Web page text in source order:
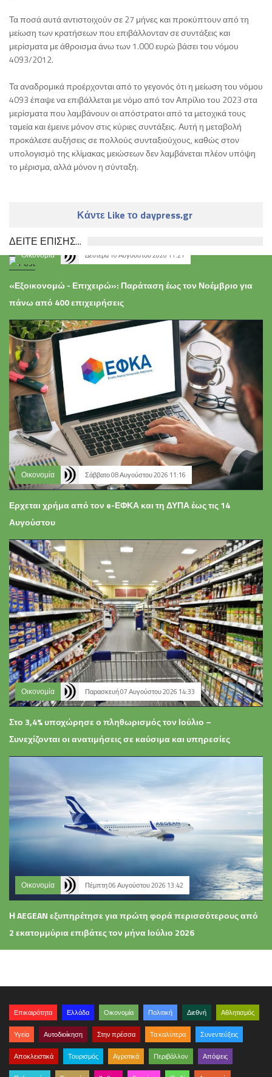
Τα ποσά αυτά αντιστοιχούν σε 27 μήνες και προκύπτουν από τη
μείωση των κρατήσεων που επιβάλλονταν σε συντάξεις και
μερίσματα με άθροισμα άνω των 1.000 ευρώ βάσει του νόμου
4093/2012.
Τα αναδρομικά προέρχονται από το γεγονός ότι η μείωση του νόμου
4093 έπαψε να επιβάλλεται με νόμο από τον Απρίλιο του 2023 στα
μερίσματα που λαμβάνουν οι απόστρατοι από τα μετοχικά τους
ταμεία και έμεινε μόνον στις κύριες συντάξεις. Αυτή η μεταβολή
προκάλεσε αυξήσεις σε πολλούς συνταξιούχους, καθώς στον
υπολογισμό της κλίμακας μειώσεων δεν λαμβάνεται πλέον υπόψη
το μέρισμα, αλλά μόνον η σύνταξη.
Κάντε Like το daypress.gr
ΔΕΙΤΕ ΕΠΙΣΗΣ...
Οικονομία Δευτέρα 10 Αυγούστου 2026 11:21
«Εξοικονομώ - Επιχειρώ»: Παράταση έως τον Νοέμβριο για
πάνω από 400 επιχειρήσεις
Οικονομία Σάββατο 08 Αυγούστου 2026 11:16
Ερχεται χρήμα από τον e-ΕΦΚΑ και τη ΔΥΠΑ έως τις 14
Αυγούστου
Οικονομία Παρασκευή 07 Αυγούστου 2026 14:33
Στο 3,4% υποχώρησε ο πληθωρισμός τον Ιούλιο –
Συνεχίζονται οι ανατιμήσεις σε καύσιμα και υπηρεσίες
Οικονομία Πέμπτη 06 Αυγούστου 2026 13:42
Η AEGEAN εξυπηρέτησε για πρώτη φορά περισσότερους από
2 εκατομμύρια επιβάτες τον μήνα Ιούλιο 2026
Επικαιρότητα Ελλάδα Οικονομία Πολιτική Διεθνή Αθλητισμός
Υγεία Αυτοδιοίκηση Στην πρέσσα Τα καλύτερα Συνεντεύξεις
Αποκλειστικά Τουρισμός Αγροτικά Περιβάλλον Απόψεις